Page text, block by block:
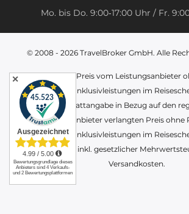
Mo. bis Do. 9:00‑17:00 Uhr / Fr.
© 2008 - 2026 TravelBroker GmbH. Alle
(1) Der reguläre Preis vom Leistungsanbieter
Inklusivleistungen im
(2) Rabattangabe in Bezug auf den
Leistungsanbieter verlangten Preis ohne
Inklusivleistungen im
Alle Preise inkl. gesetzlicher
Versandkosten.
✕